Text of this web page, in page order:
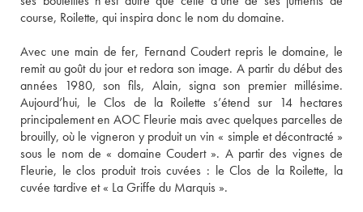
course, Roilette, qui inspira donc le nom du domaine.
Avec une main de fer, Fernand Coudert repris le domaine, le
remit au goût du jour et redora son image. A partir du début des
années 1980, son fils, Alain, signa son premier millésime.
Aujourd’hui, le Clos de la Roilette s’étend sur 14 hectares
principalement en AOC Fleurie mais avec quelques parcelles de
brouilly, où le vigneron y produit un vin « simple et décontracté »
sous le nom de « domaine Coudert ». A partir des vignes de
Fleurie, le clos produit trois cuvées : le Clos de la Roilette, la
cuvée tardive et « La Griffe du Marquis ».